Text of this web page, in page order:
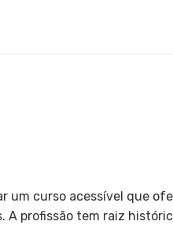
curso acessível que
profissão tem raiz